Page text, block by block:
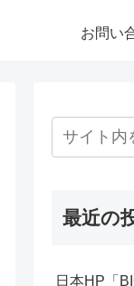
お問い
最近の
日本HP「